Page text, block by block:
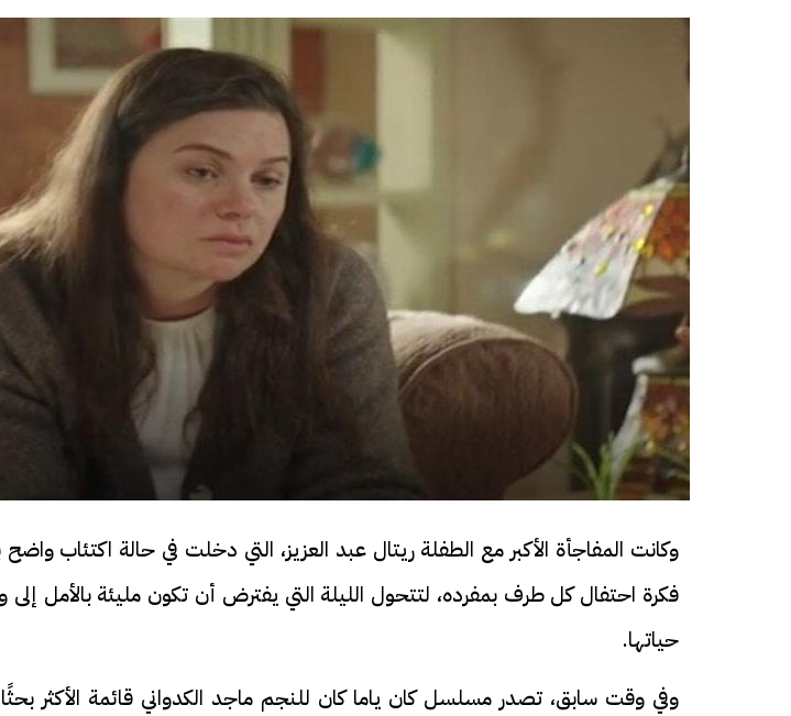
وكانت المفاجأة الأكبر مع الطفلة ريتال عبد العزيز، التي دخلت في حالة اكتئاب
فكرة احتفال كل طرف بمفرده، لتتحول الليلة التي يفترض أن تكون مليئة بالأمل
حياتها.
وفي وقت سابق، تصدر مسلسل كان ياما كان للنجم ماجد الكدواني قائمة الأكثر
الوداع الأخير.. دفن جثامين الضحايا
الأربعة بقرية السعدية في الفيوم
افتتاح أكبر صرح ديني في القوصية..
مليون جنيه
ابني
عماد
تصدره